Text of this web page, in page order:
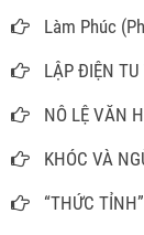
Làm Phúc
LẬP ĐIỆN
NÔ LỆ VĂN
KHÓC VÀ
“THỨC